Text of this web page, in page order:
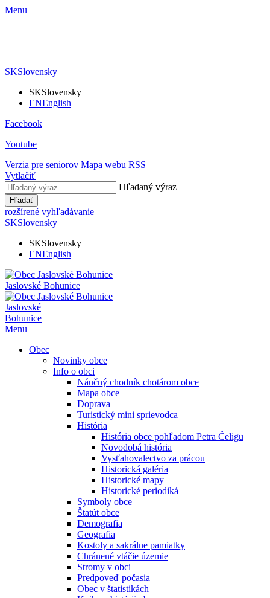
Menu
SKSlovensky
SKSlovensky
ENEnglish
Facebook
Youtube
Verzia pre seniorov Mapa webu RSS
Vytlačiť
Hľadaný výraz
Hľadať
rozšírené vyhľadávanie
SKSlovensky
SKSlovensky
ENEnglish
Jaslovské Bohunice
Jaslovské
Bohunice
Menu
Obec
Novinky obce
Info o obci
Náučný chodník chotárom obce
Mapa obce
Doprava
Turistický mini sprievodca
História
História obce pohľadom Petra Čeligu
Novodobá história
Vysťahovalectvo za prácou
Historická galéria
Historické mapy
Historické periodiká
Symboly obce
Štatút obce
Demografia
Geografia
Kostoly a sakrálne pamiatky
Chránené vtáčie územie
Stromy v obci
Predpoveď počasia
Obec v štatistikách